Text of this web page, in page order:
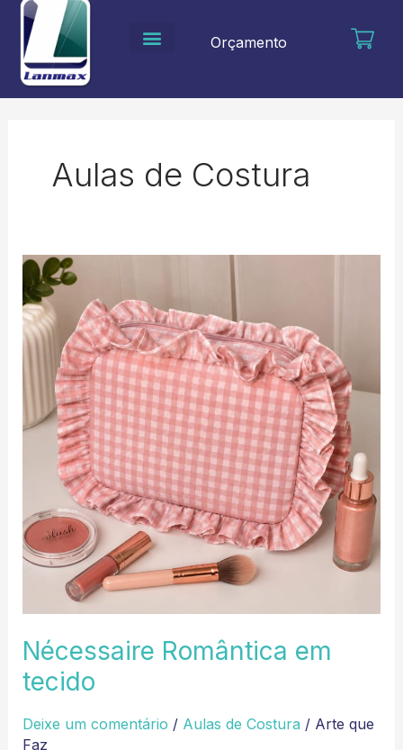
para
conteúdo
Orçamento
Aulas de Costura
Nécessaire Romântica em
tecido
Deixe um comentário / Aulas de Costura / Arte que
Faz
Nécessaire
Romântica
em
tecido